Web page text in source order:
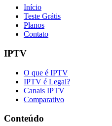
Início
Teste Grátis
Planos
Contato
IPTV
O que é IPTV
IPTV é Legal?
Canais IPTV
Comparativo
Conteúdo